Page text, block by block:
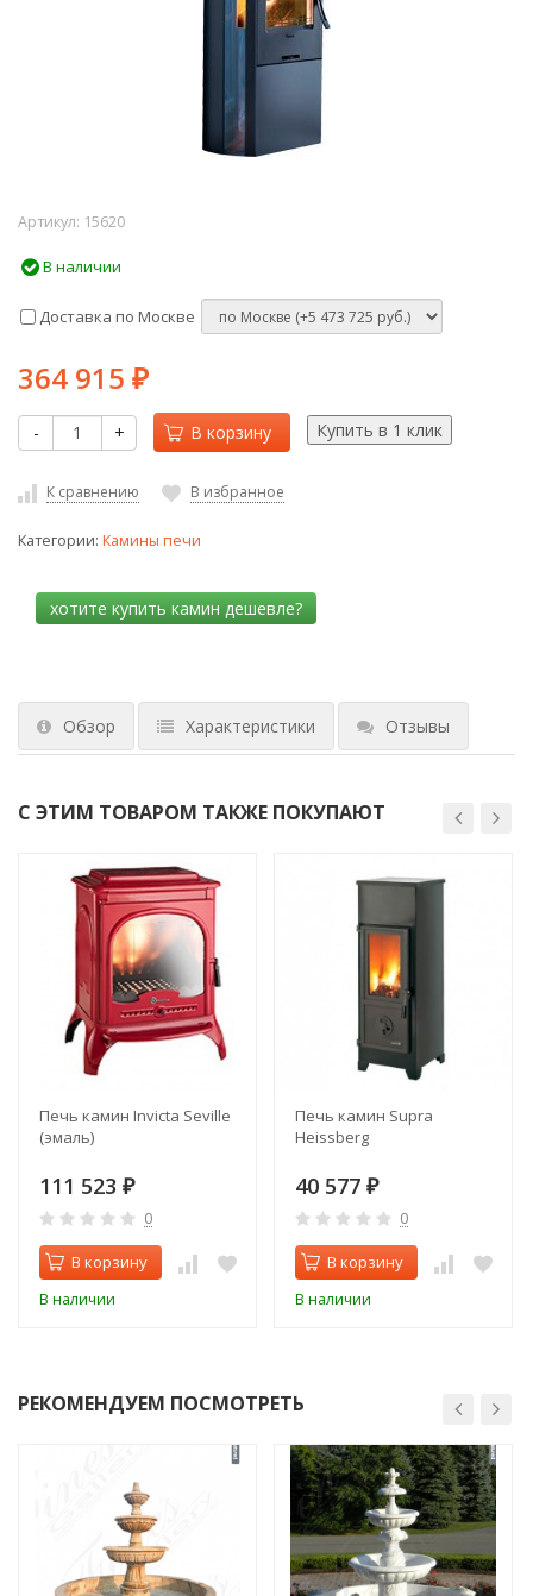
Артикул: 15620
В наличии
Доставка по Москве
364 915 ₽
- + В корзину
К сравнению В избранное
Категории: Камины печи
Обзор Характеристики Отзывы
С ЭТИМ ТОВАРОМ ТАКЖЕ ПОКУПАЮТ
Печь камин Invicta Seville
(эмаль)
111 523 ₽
0
В корзину
В наличии
Печь камин Supra
Heissberg
40 577 ₽
0
В корзину
В наличии
РЕКОМЕНДУЕМ ПОСМОТРЕТЬ